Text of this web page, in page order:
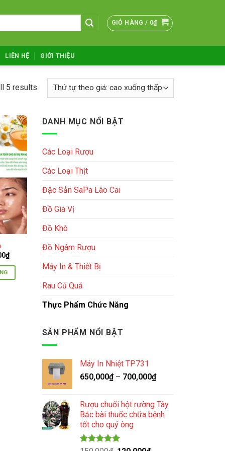
GIỎ HÀNG / 0₫
LIÊN HỆ GIỚI THIỆU
5 results
₫Giá
hiện
tại
DANH MỤC NỔI BẬT
Các Loại Rượu
Các Loại Thịt
Đặc Sản SaPa Lào Cai
Đồ Gia Vị
Đồ Khô
Đồ Ngâm Rượu
Máy In & Thiết Bị
Rau Củ Quả
Thực Phẩm Chức Năng
SẢN PHẨM NỔI BẬT
Máy In Nhiệt TP731
650,000₫– 700,000₫
Rượu chuối hột rường Tây
Bắc bài thuốc chữa bệnh
tốt cho quý ông